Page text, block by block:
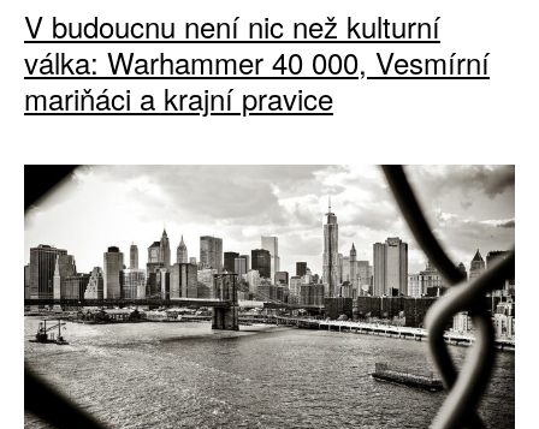
V budoucnu není nic než kulturní
válka: Warhammer 40 000, Vesmírní
mariňáci a krajní pravice